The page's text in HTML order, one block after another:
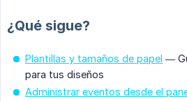
¿Qué sigue?
Plantillas y tamaños de papel —
para tus diseños
Administrar eventos desde el